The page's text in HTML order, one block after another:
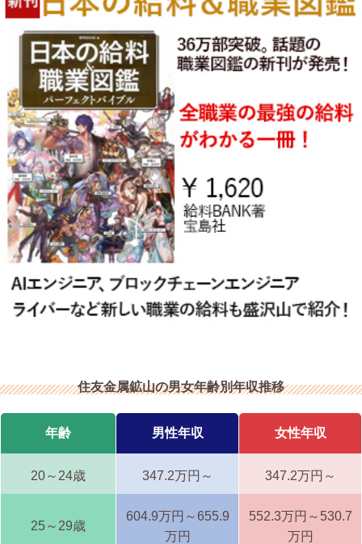
住友金属鉱山の男女年齢別年収推移
年齢 男性年収 女性年収
20～24歳 347.2万円～ 347.2万円～
25～29歳
604.9万円～655.9
万円
552.3万円～530.7
万円